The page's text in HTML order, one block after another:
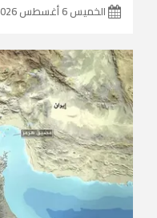
الخميس 6 أغسطس 2026 19:12:55